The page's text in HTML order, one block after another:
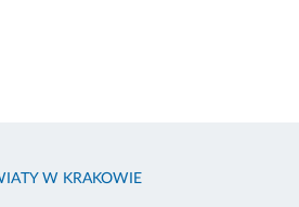
W KRAKOWIE